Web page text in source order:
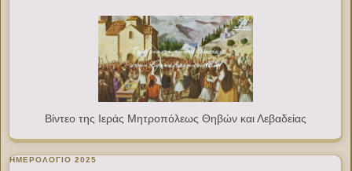
Βίντεο της Ιεράς Μητροπόλεως Θηβών και Λεβαδείας
ΗΜΕΡΟΛΟΓΙΟ 2025